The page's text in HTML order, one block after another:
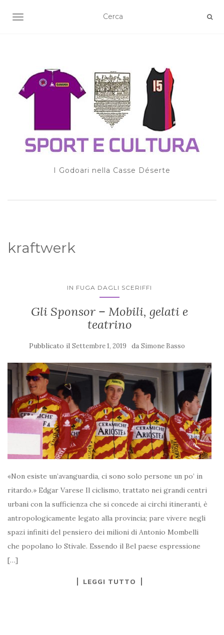
TOGGLE NAVIGATION
I Godoari nella Casse Déserte
kraftwerk
IN FUGA DAGLI SCERIFFI
Gli Sponsor – Mobili, gelati e
teatrino
Pubblicato il Settembre 1, 2019 da Simone Basso
«Non esiste un’avanguardia, ci sono solo persone un po’ in
ritardo.» Edgar Varese Il ciclismo, trattato nei grandi centri
urbani con la sufficienza che si concede ai circhi itineranti, è
antropologicamente legato alla provincia; pare vivere negli
spazi infiniti del pensiero dei milioni di Antonio Mombelli
che popolano lo Stivale. Essendo il Bel paese espressione
[…]
LEGGI TUTTO